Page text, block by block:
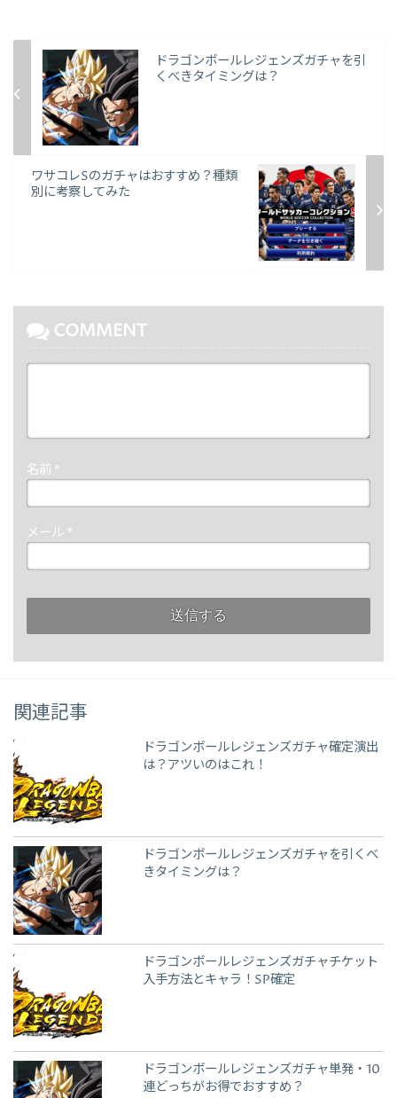
ドラゴンボールレジェンズガチャを引
くべきタイミングは？
ワサコレSのガチャはおすすめ？種類
別に考察してみた
COMMENT
名前 *
メール *
関連記事
ドラゴンボールレジェンズガチャ確定演出
は？アツいのはこれ！
ドラゴンボールレジェンズガチャを引くべ
きタイミングは？
ドラゴンボールレジェンズガチャチケット
入手方法とキャラ！SP確定
ドラゴンボールレジェンズガチャ単発・10
連どっちがお得でおすすめ？